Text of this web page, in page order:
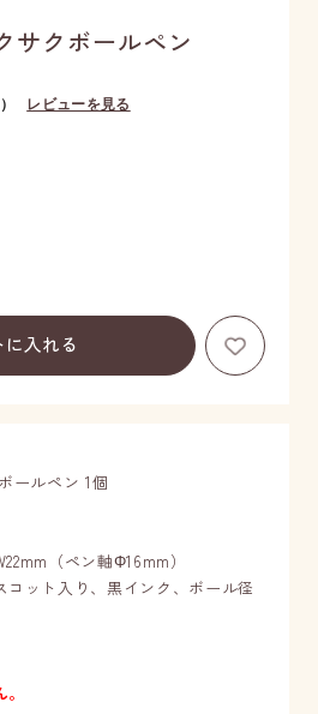
サクボールペン
レビューを見る
ールペン 1個
（ペン軸Φ16mm）
コット入り、黒インク、ボール径